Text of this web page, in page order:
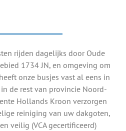
rijden dagelijks door Oude
1734 JN, en omgeving om
onze busjes vast al eens in
de rest van provincie Noord-
Hollands Kroon verzorgen
reiniging van uw dakgoten,
veilig (VCA gecertificeerd)